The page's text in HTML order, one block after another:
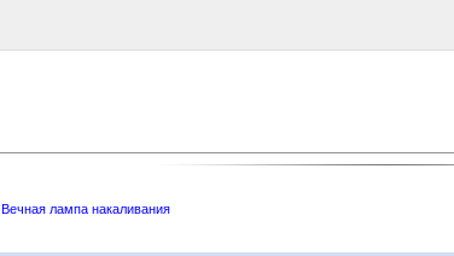
Вечная лампа накаливания